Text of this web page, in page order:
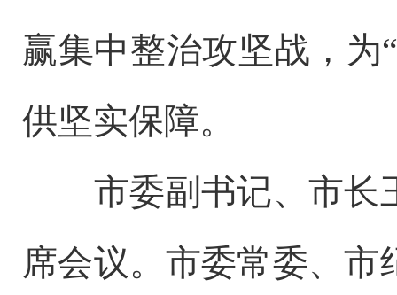
赢集中整治攻坚战，为
供坚实保障。
市委副书记、市长
席会议。市委常委、